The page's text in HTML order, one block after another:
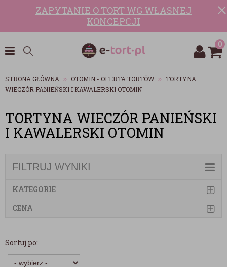
ZAPYTANIE O TORT WG WŁASNEJ
KONCEPCJI
0
STRONA GŁÓWNA OTOMIN - OFERTA TORTÓW
TORTYNA
WIECZÓR PANIEŃSKI I KAWALERSKI OTOMIN
TORTYNA WIECZÓR PANIEŃSKI
I KAWALERSKI OTOMIN
FILTRUJ WYNIKI
KATEGORIE
CENA
Sortuj po: